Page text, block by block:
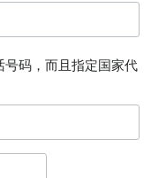
码，而且指定国家代